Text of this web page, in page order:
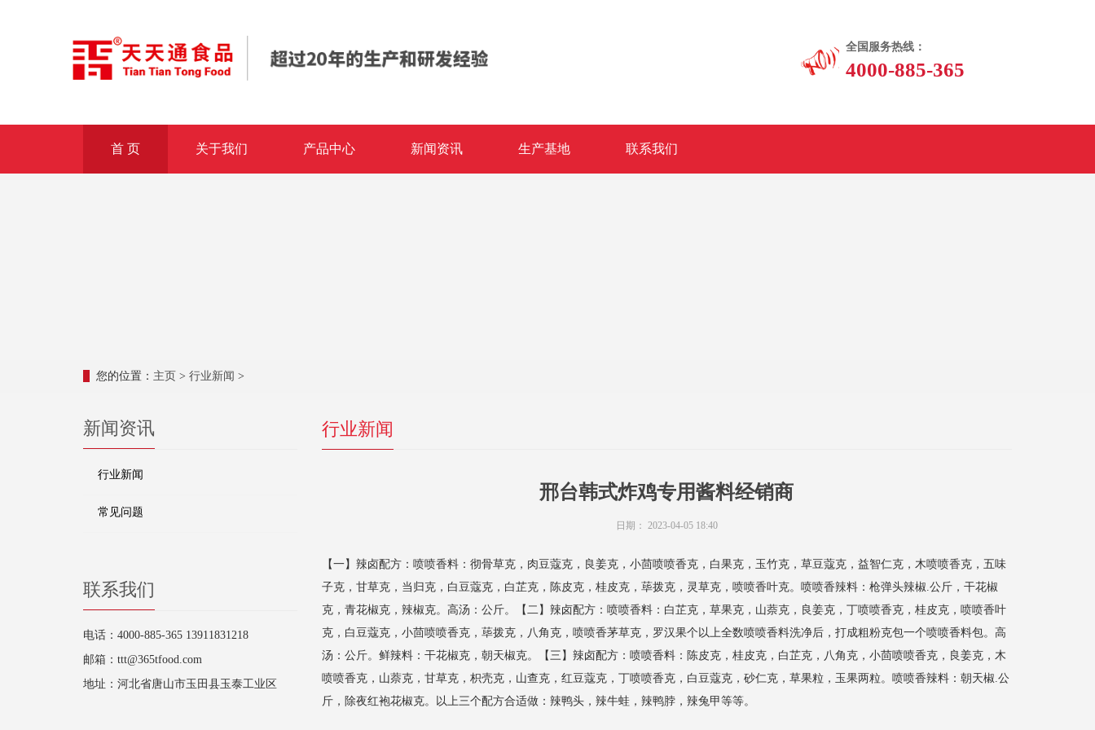
全国服务热线：
4000-885-365
首 页 关于我们 产品中心 新闻资讯 生产基地 联系我们
您的位置： 主页 > 行业新闻 >
行业新闻
邢台韩式炸鸡专用酱料经销商
日期： 2023-04-05 18:40
【一】辣卤配方：喷喷香料：彻骨草克，肉豆蔻克，良姜克，小茴喷喷香克，白果克，玉竹克，草豆蔻克，益智仁克，木喷喷香克，五味
子克，甘草克，当归克，白豆蔻克，白芷克，陈皮克，桂皮克，荜拨克，灵草克，喷喷香叶克。喷喷香辣料：枪弹头辣椒.公斤，干花椒
克，青花椒克，辣椒克。高汤：公斤。【二】辣卤配方：喷喷香料：白芷克，草果克，山萘克，良姜克，丁喷喷香克，桂皮克，喷喷香叶
克，白豆蔻克，小茴喷喷香克，荜拨克，八角克，喷喷香茅草克，罗汉果个以上全数喷喷香料洗净后，打成粗粉克包一个喷喷香料包。高
汤：公斤。鲜辣料：干花椒克，朝天椒克。【三】辣卤配方：喷喷香料：陈皮克，桂皮克，白芷克，八角克，小茴喷喷香克，良姜克，木
喷喷香克，山萘克，甘草克，枳壳克，山查克，红豆蔻克，丁喷喷香克，白豆蔻克，砂仁克，草果粒，玉果两粒。喷喷香辣料：朝天椒.公
斤，除夜红袍花椒克。以上三个配方合适做：辣鸭头，辣牛蛙，辣鸭脖，辣兔甲等等。
新闻资讯
行业新闻
常见问题
联系我们
电话：4000-885-365 13911831218
邮箱：ttt@365tfood.com
地址：河北省唐山市玉田县玉泰工业区